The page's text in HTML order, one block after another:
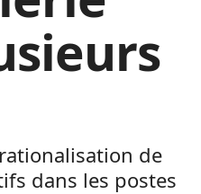
de
dans les postes